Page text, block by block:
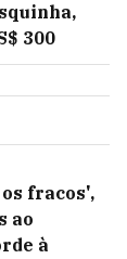
300
fracos',
ao
à